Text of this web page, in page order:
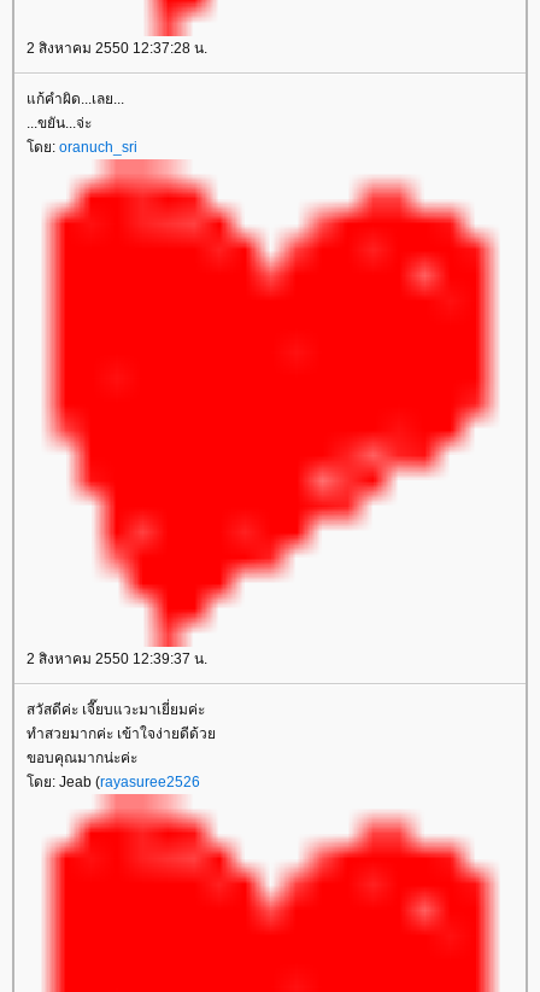
2 สิงหาคม 2550 12:37:28 น.
ก้คำผิด...เลย...
...ขยัน...จ่ะ
ดย: oranuch_sri
2 สิงหาคม 2550 12:39:37 น.
สวัสดีค่ะ เจี๊ยบแวะมาเยี่ยมค่ะ
ทำสวยมากค่ะ เข้าใจง่ายดีด้ว
ขอบคุณมากน่ะค่ะ
ดย: Jeab (rayasuree2526